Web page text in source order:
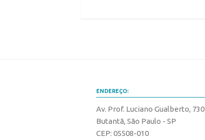
ENDEREÇO:
Av. Prof. Luciano Gualberto, 730
Butantã, São Paulo - SP
CEP: 05508-010